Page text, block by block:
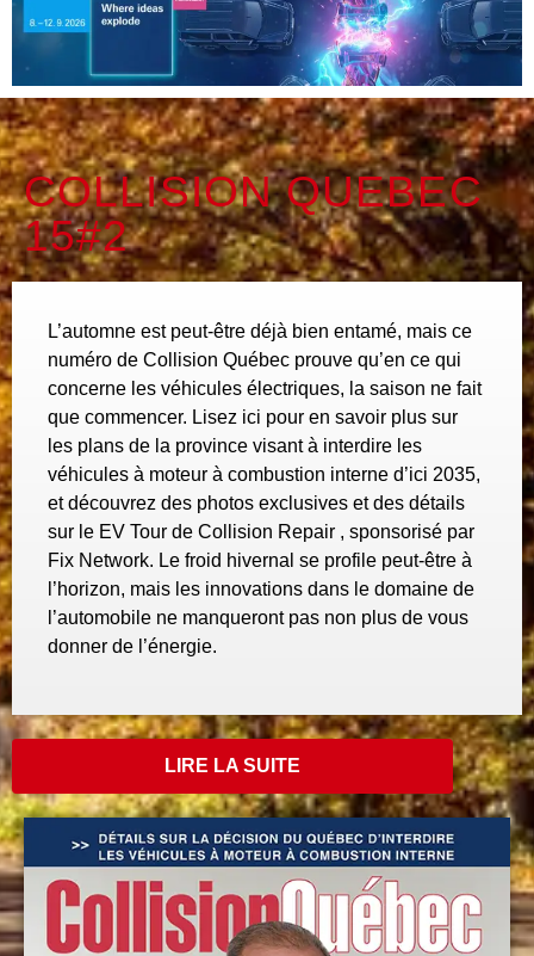
COLLISION QUEBEC
15#2
L’automne est peut-être déjà bien entamé, mais ce
numéro de Collision Québec prouve qu’en ce qui
concerne les véhicules électriques, la saison ne fait
que commencer. Lisez ici pour en savoir plus sur
les plans de la province visant à interdire les
véhicules à moteur à combustion interne d’ici 2035,
et découvrez des photos exclusives et des détails
sur le EV Tour de Collision Repair , sponsorisé par
Fix Network. Le froid hivernal se profile peut-être à
l’horizon, mais les innovations dans le domaine de
l’automobile ne manqueront pas non plus de vous
donner de l’énergie.
LIRE LA SUITE